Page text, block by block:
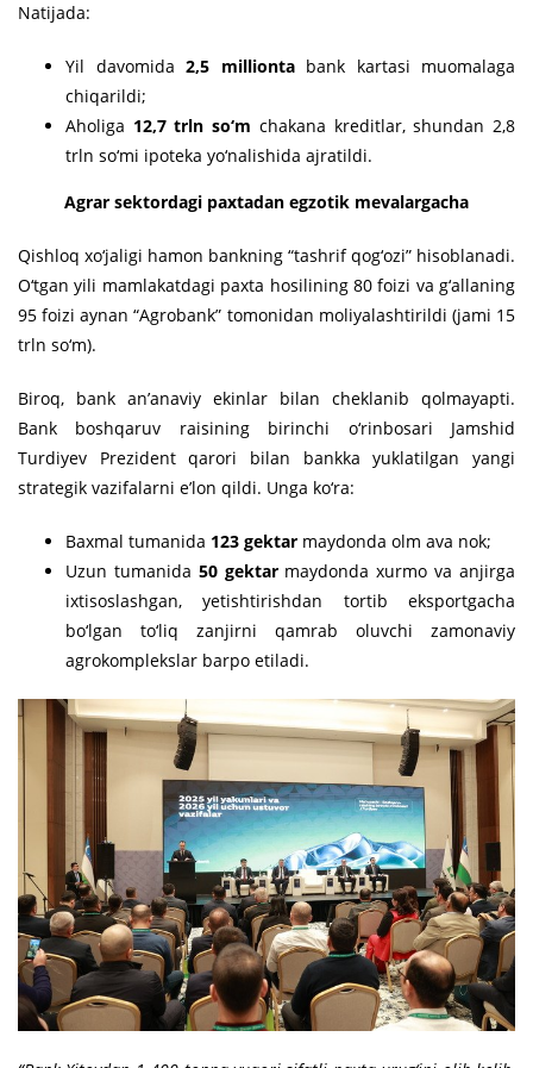
Natijada:
Yil davomida 2,5 milliontabank kartasi muomalaga
chiqarildi;
Aholiga 12,7 trln so‘m chakana kreditlar, shundan 2,8
trln so‘mi ipoteka yo‘nalishida ajratildi.
Agrar sektordagi paxtadan egzotik mevalargacha
Qishloq xo‘jaligi hamon bankning “tashrif qog‘ozi” hisoblanadi.
O‘tgan yili mamlakatdagi paxta hosilining 80 foizi va g‘allaning
95 foizi aynan “Agrobank” tomonidan moliyalashtirildi (jami 15
trln so‘m).
Biroq, bank an’anaviy ekinlar bilan cheklanib qolmayapti.
Bank boshqaruv raisining birinchi o‘rinbosari Jamshid
Turdiyev Prezident qarori bilan bankka yuklatilgan yangi
strategik vazifalarni e’lon qildi. Unga ko‘ra:
Baxmal tumanida 123 gektar maydonda olm ava nok;
Uzun tumanida 50 gektarmaydonda xurmo va anjirga
ixtisoslashgan, yetishtirishdan tortib eksportgacha
bo‘lgan to‘liq zanjirni qamrab oluvchi zamonaviy
agrokomplekslar barpo etiladi.